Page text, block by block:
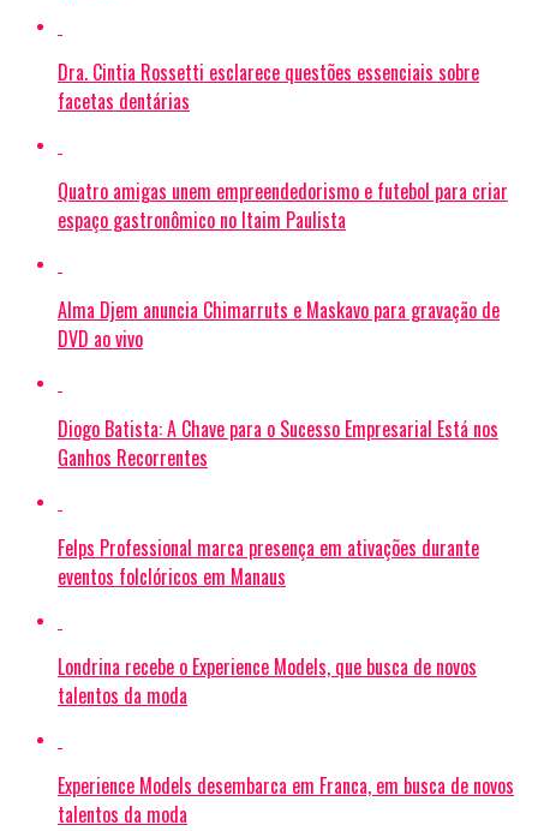
Dra. Cintia Rossetti esclarece questões essenciais sobre
facetas dentárias
Quatro amigas unem empreendedorismo e futebol para criar
espaço gastronômico no Itaim Paulista
Alma Djem anuncia Chimarruts e Maskavo para gravação de
DVD ao vivo
Diogo Batista: A Chave para o Sucesso Empresarial Está nos
Ganhos Recorrentes
Felps Professional marca presença em ativações durante
eventos folclóricos em Manaus
Londrina recebe o Experience Models, que busca de novos
talentos da moda
Experience Models desembarca em Franca, em busca de novos
talentos da moda